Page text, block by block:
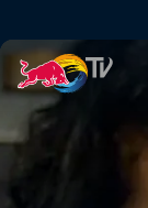
Shay